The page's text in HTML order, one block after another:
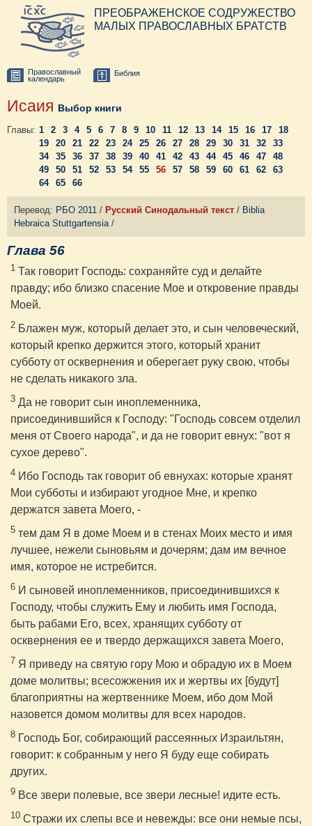
ПРЕОБРАЖЕНСКОЕ СОДРУЖЕСТВО
МАЛЫХ ПРАВОСЛАВНЫХ БРАТСТВ
Православный
календарь
Библия
Исаия Выбор книги
Главы: 1 2 3 4 5 6 7 8 9 10 11 12 13 14 15 16 17
18
19
20 21 22 23 24 25 26 27 28 29 30 31 32
33
34
35 36 37 38 39 40 41 42 43 44 45 46 47
48
49
50 51 52 53 54 55 56 57 58 59 60 61 62
63
64
65 66
Перевод: РБО 2011 / Русский Синодальный текст / Biblia
Hebraica Stuttgartensia/
Глава 56
1 Так говорит Господь: сохраняйте суд и делайте
правду; ибо близко спасение Мое и откровение правды
Моей.
2 Блажен муж, который делает это, и сын человеческий,
который крепко держится этого, который хранит
субботу от осквернения и оберегает руку свою, чтобы
не сделать никакого зла.
3 Да не говорит сын иноплеменника,
присоединившийся к Господу: "Господь совсем отделил
меня от Своего народа", и да не говорит евнух: "вот я
сухое дерево".
4 Ибо Господь так говорит об евнухах: которые хранят
Мои субботы и избирают угодное Мне, и крепко
держатся завета Моего, -
5 тем дам Я в доме Моем и в стенах Моих место и имя
лучшее, нежели сыновьям и дочерям; дам им вечное
имя, которое не истребится.
6 И сыновей иноплеменников, присоединившихся к
Господу, чтобы служить Ему и любить имя Господа,
быть рабами Его, всех, хранящих субботу от
осквернения ее и твердо держащихся завета Моего,
7 Я приведу на святую гору Мою и обрадую их в Моем
доме молитвы; всесожжения их и жертвы их [будут]
благоприятны на жертвеннике Моем, ибо дом Мой
назовется домом молитвы для всех народов.
8 Господь Бог, собирающий рассеянных Израильтян,
говорит: к собранным у него Я буду еще собирать
других.
9 Все звери полевые, все звери лесные! идите есть.
10 Стражи их слепы все и невежды: все они немые псы,